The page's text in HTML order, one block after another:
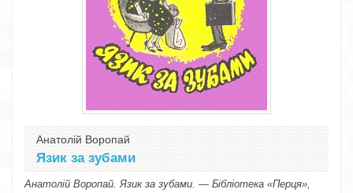
Анатолій Воропай
Язик за зубами
Анатолій Воропай. Язик за зубами. — Бібліотека «Перця»,